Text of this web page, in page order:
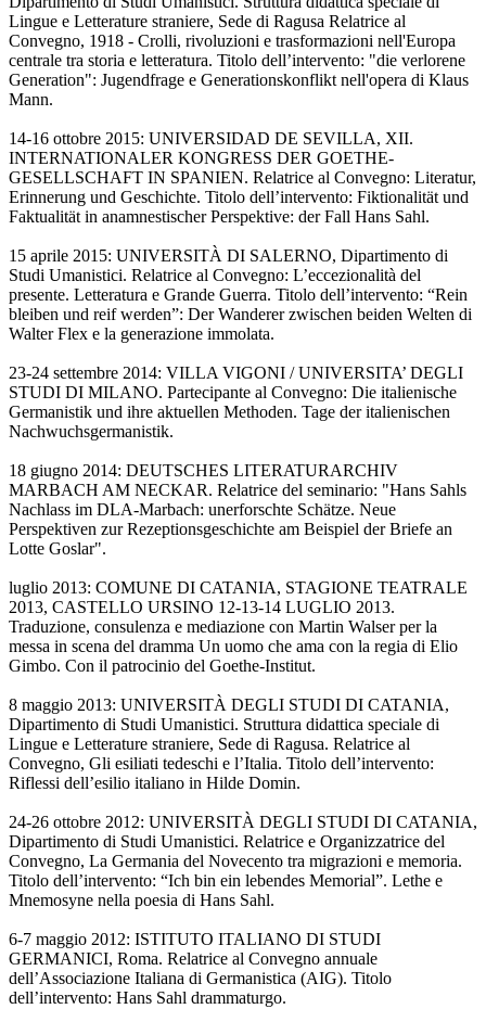
Lingue e Letterature straniere, Sede di Ragusa Relatrice al
Convegno, 1918 - Crolli, rivoluzioni e trasformazioni nell'Europa
centrale tra storia e letteratura. Titolo dell’intervento: "die verlorene
Generation": Jugendfrage e Generationskonflikt nell'opera di Klaus
Mann.
14-16 ottobre 2015: UNIVERSIDAD DE SEVILLA, XII.
INTERNATIONALER KONGRESS DER GOETHE-
GESELLSCHAFT IN SPANIEN. Relatrice al Convegno: Literatur,
Erinnerung und Geschichte. Titolo dell’intervento: Fiktionalität und
Faktualität in anamnestischer Perspektive: der Fall Hans Sahl.
15 aprile 2015: UNIVERSITÀ DI SALERNO, Dipartimento di
Studi Umanistici. Relatrice al Convegno: L’eccezionalità del
presente. Letteratura e Grande Guerra. Titolo dell’intervento: “Rein
bleiben und reif werden”: Der Wanderer zwischen beiden Welten di
Walter Flex e la generazione immolata.
23-24 settembre 2014: VILLA VIGONI / UNIVERSITA’ DEGLI
STUDI DI MILANO. Partecipante al Convegno: Die italienische
Germanistik und ihre aktuellen Methoden. Tage der italienischen
Nachwuchsgermanistik.
18 giugno 2014: DEUTSCHES LITERATURARCHIV
MARBACH AM NECKAR. Relatrice del seminario: "Hans Sahls
Nachlass im DLA-Marbach: unerforschte Schätze. Neue
Perspektiven zur Rezeptionsgeschichte am Beispiel der Briefe an
Lotte Goslar".
luglio 2013: COMUNE DI CATANIA, STAGIONE TEATRALE
2013, CASTELLO URSINO 12-13-14 LUGLIO 2013.
Traduzione, consulenza e mediazione con Martin Walser per la
messa in scena del dramma Un uomo che ama con la regia di Elio
Gimbo. Con il patrocinio del Goethe-Institut.
8 maggio 2013: UNIVERSITÀ DEGLI STUDI DI CATANIA,
Dipartimento di Studi Umanistici. Struttura didattica speciale di
Lingue e Letterature straniere, Sede di Ragusa. Relatrice al
Convegno, Gli esiliati tedeschi e l’Italia. Titolo dell’intervento:
Riflessi dell’esilio italiano in Hilde Domin.
24-26 ottobre 2012: UNIVERSITÀ DEGLI STUDI DI CATANIA,
Dipartimento di Studi Umanistici. Relatrice e Organizzatrice del
Convegno, La Germania del Novecento tra migrazioni e memoria.
Titolo dell’intervento: “Ich bin ein lebendes Memorial”. Lethe e
Mnemosyne nella poesia di Hans Sahl.
6-7 maggio 2012: ISTITUTO ITALIANO DI STUDI
GERMANICI, Roma. Relatrice al Convegno annuale
dell’Associazione Italiana di Germanistica (AIG). Titolo
dell’intervento: Hans Sahl drammaturgo.